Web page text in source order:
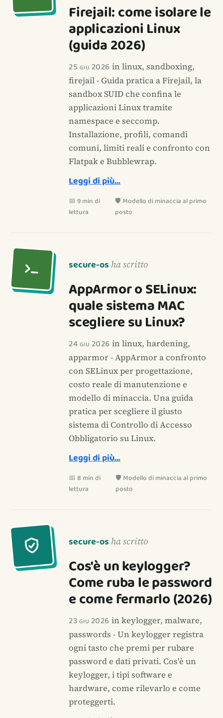
Firejail: come isolare le
applicazioni Linux
(guida 2026)
25 giu 2026 in linux, sandboxing,
firejail - Guida pratica a Firejail, la
sandbox SUID che confina le
applicazioni Linux tramite
namespace e seccomp.
Installazione, profili, comandi
comuni, limiti reali e confronto con
Flatpak e Bubblewrap.
Leggi di più…
📅 9 min di
lettura
🛡️ Modello di minaccia al primo
posto
secure-os ha scritto
AppArmor o SELinux:
quale sistema MAC
scegliere su Linux?
24 giu 2026 in linux, hardening,
apparmor - AppArmor a confronto
con SELinux per progettazione,
costo reale di manutenzione e
modello di minaccia. Una guida
pratica per scegliere il giusto
sistema di Controllo di Accesso
Obbligatorio su Linux.
Leggi di più…
📅 8 min di
lettura
🛡️ Modello di minaccia al primo
posto
secure-os ha scritto
Cos'è un keylogger?
Come ruba le password
e come fermarlo (2026)
23 giu 2026 in keylogger, malware,
passwords - Un keylogger registra
ogni tasto che premi per rubare
password e dati privati. Cos'è un
keylogger, i tipi software e
hardware, come rilevarlo e come
proteggerti.